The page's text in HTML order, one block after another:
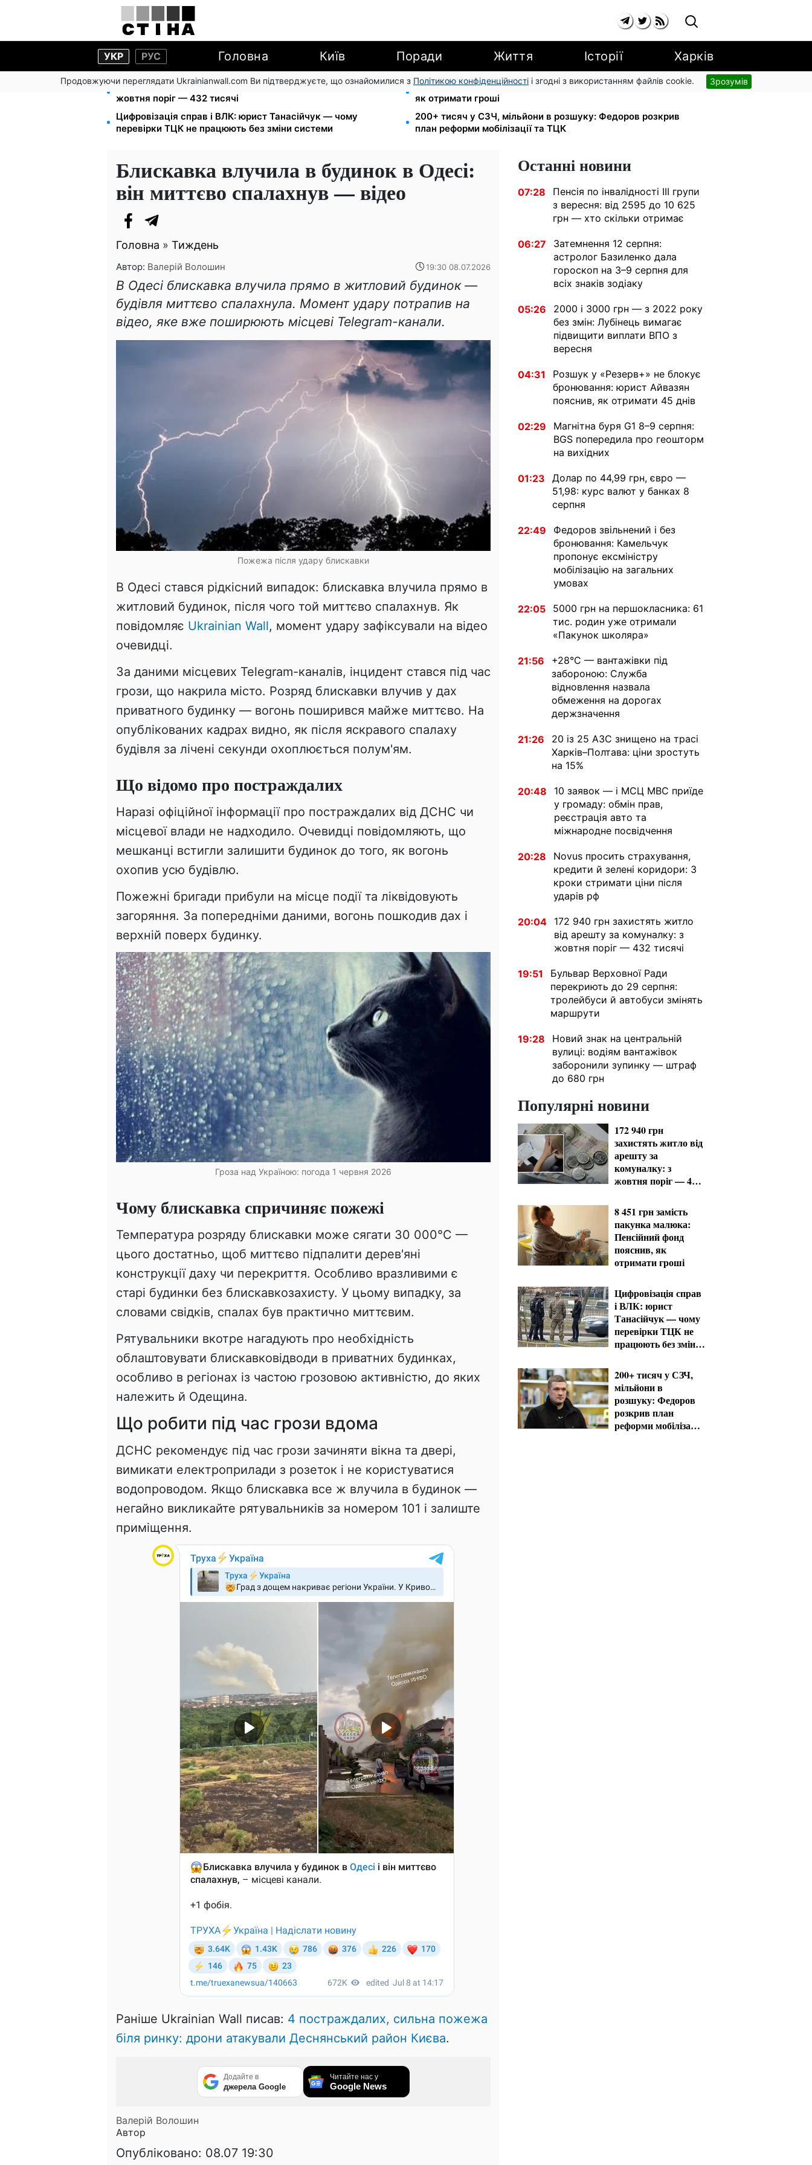
УКР РУС Головна Київ Поради Життя Історії Харків
Продовжуючи переглядати Ukrainianwall.com Ви підтверджуєте, що ознайомилися з Політикою конфіденційності і згодні з використанням файлів cookie. Зрозумів
172 940 грн захистять житло від арешту за комуналку: з
жовтня поріг — 432 тисячі
8 451 грн замість пакунка малюка: Пенсійний фонд пояснив,
як отримати гроші
Цифровізація справ і ВЛК: юрист Танасійчук — чому
перевірки ТЦК не працюють без зміни системи
200+ тисяч у СЗЧ, мільйони в розшуку: Федоров розкрив
план реформи мобілізації та ТЦК
Блискавка влучила в будинок в Одесі:
він миттєво спалахнув — відео
Головна » Тиждень
Автор: Валерій Волошин 19:30 08.07.2026
В Одесі блискавка влучила прямо в житловий будинок —
будівля миттєво спалахнула. Момент удару потрапив на
відео, яке вже поширюють місцеві Telegram-канали.
Пожежа після удару блискавки
В Одесі стався рідкісний випадок: блискавка влучила прямо в
житловий будинок, після чого той миттєво спалахнув. Як
повідомляє Ukrainian Wall, момент удару зафіксували на відео
очевидці.
За даними місцевих Telegram-каналів, інцидент стався під час
грози, що накрила місто. Розряд блискавки влучив у дах
приватного будинку — вогонь поширився майже миттєво. На
опублікованих кадрах видно, як після яскравого спалаху
будівля за лічені секунди охоплюється полум'ям.
Що відомо про постраждалих
Наразі офіційної інформації про постраждалих від ДСНС чи
місцевої влади не надходило. Очевидці повідомляють, що
мешканці встигли залишити будинок до того, як вогонь
охопив усю будівлю.
Пожежні бригади прибули на місце події та ліквідовують
загоряння. За попередніми даними, вогонь пошкодив дах і
верхній поверх будинку.
Гроза над Україною: погода 1 червня 2026
Чому блискавка спричиняє пожежі
Температура розряду блискавки може сягати 30 000°C —
цього достатньо, щоб миттєво підпалити дерев'яні
конструкції даху чи перекриття. Особливо вразливими є
старі будинки без блискавкозахисту. У цьому випадку, за
словами свідків, спалах був практично миттєвим.
Рятувальники вкотре нагадують про необхідність
облаштовувати блискавковідводи в приватних будинках,
особливо в регіонах із частою грозовою активністю, до яких
належить й Одещина.
Що робити під час грози вдома
ДСНС рекомендує під час грози зачиняти вікна та двері,
вимикати електроприлади з розеток і не користуватися
водопроводом. Якщо блискавка все ж влучила в будинок —
негайно викликайте рятувальників за номером 101 і залиште
приміщення.
Раніше Ukrainian Wall писав: 4 постраждалих, сильна пожежа
біля ринку: дрони атакували Деснянський район Києва.
Додайте в
джерела Google
Читайте нас у
Google News
Валерій Волошин
Автор
Опубліковано: 08.07 19:30
Останні новини
07:28
Пенсія по інвалідності III групи
з вересня: від 2595 до 10 625
грн — хто скільки отримає
06:27
Затемнення 12 серпня:
астролог Базиленко дала
гороскоп на 3–9 серпня для
всіх знаків зодіаку
05:26
2000 і 3000 грн — з 2022 року
без змін: Лубінець вимагає
підвищити виплати ВПО з
вересня
04:31
Розшук у «Резерв+» не блокує
бронювання: юрист Айвазян
пояснив, як отримати 45 днів
02:29
Магнітна буря G1 8–9 серпня:
BGS попередила про геошторм
на вихідних
01:23
Долар по 44,99 грн, євро —
51,98: курс валют у банках 8
серпня
22:49
Федоров звільнений і без
бронювання: Камельчук
пропонує ексміністру
мобілізацію на загальних
умовах
22:05
5000 грн на першокласника: 61
тис. родин уже отримали
«Пакунок школяра»
21:56
+28°C — вантажівки під
забороною: Служба
відновлення назвала
обмеження на дорогах
держзначення
21:26
20 із 25 АЗС знищено на трасі
Харків–Полтава: ціни зростуть
на 15%
20:48
10 заявок — і МСЦ МВС приїде
у громаду: обмін прав,
реєстрація авто та
міжнародне посвідчення
20:28
Novus просить страхування,
кредити й зелені коридори: 3
кроки стримати ціни після
ударів рф
20:04
172 940 грн захистять житло
від арешту за комуналку: з
жовтня поріг — 432 тисячі
19:51
Бульвар Верховної Ради
перекриють до 29 серпня:
тролейбуси й автобуси змінять
маршрути
19:28
Новий знак на центральній
вулиці: водіям вантажівок
заборонили зупинку — штраф
до 680 грн
Популярні новини
172 940 грн
захистять житло від
арешту за
комуналку: з
жовтня поріг — 432
8 451 грн замість
пакунка малюка:
Пенсійний фонд
пояснив, як
отримати гроші
Цифровізація справ
і ВЛК: юрист
Танасійчук — чому
перевірки ТЦК не
працюють без зміни
200+ тисяч у СЗЧ,
мільйони в
розшуку: Федоров
розкрив план
реформи мобілізації